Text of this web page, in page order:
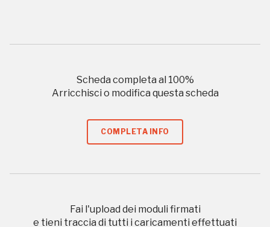
Scheda completa al 100%
Arricchisci o modifica questa scheda
COMPLETA INFO
Fai l'upload dei moduli firmati
e tieni traccia di tutti i caricamenti effettuati
Accedi alle informazioni per te più interessanti,
REGISTRATI
più bella, risparmiando.